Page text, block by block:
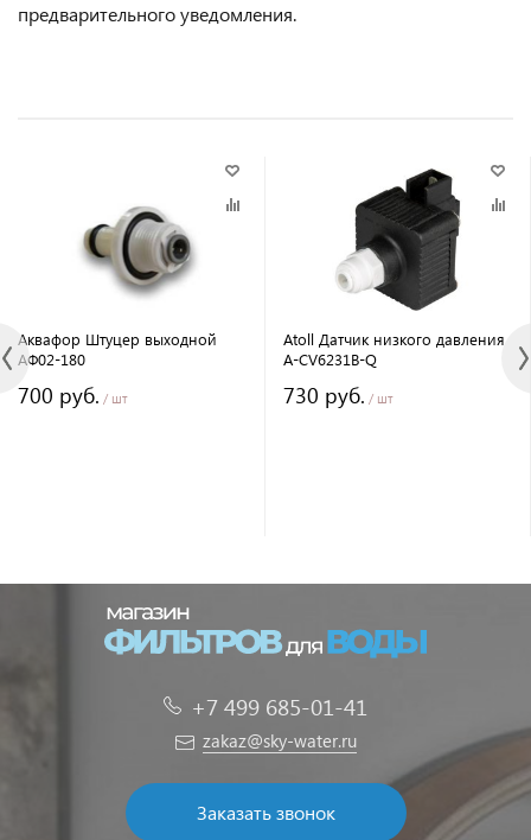
предварительного уведомления.
Аквафор Штуцер выходной
АФ02-180
700 руб. / шт
Atoll Датчик низкого давления
A-CV6231B-Q
730 руб. / шт
+7 499 685-01-41
zakaz@sky-water.ru
Заказать звонок